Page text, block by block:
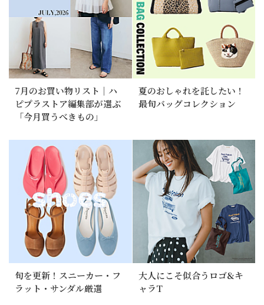
7月のお買い物リスト｜ハ
ピプラストア編集部が選ぶ
「今月買うべきもの」
夏のおしゃれを託したい！
最旬バッグコレクション
旬を更新！スニーカー・フ
ラット・サンダル厳選
大人にこそ似合うロゴ&キ
ャラT